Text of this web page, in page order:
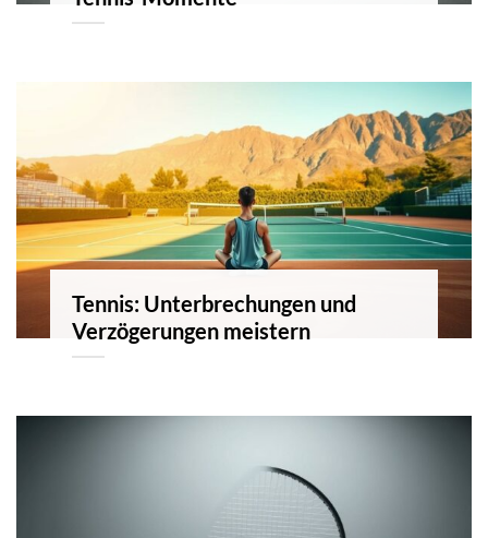
Tennis: Unterbrechungen und
Verzögerungen meistern